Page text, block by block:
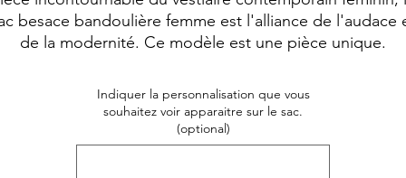
besace bandoulière femme est l'alliance de l'audace
de la modernité. Ce modèle est une pièce unique.
Indiquer la personnalisation que vous
souhaitez voir apparaitre sur le sac.
(optional)